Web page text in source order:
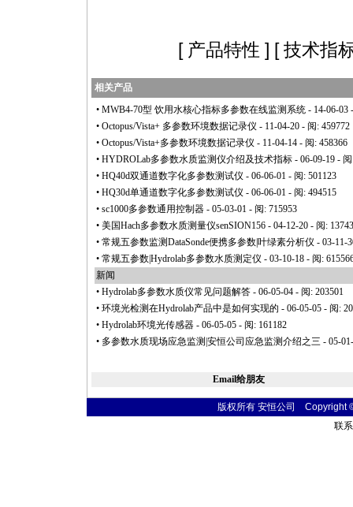
[ 产品特性 ] [技术指
相关产品
• MWB4-70型 饮用水核心指标多参数在线监测系统 - 14-06-03
• Octopus/Vista+ 多参数环境数据记录仪 - 11-04-20 - 阅: 459772
• Octopus/Vista+多参数环境数据记录仪 - 11-04-14 - 阅: 458366
• HYDROLab多参数水质监测仪介绍及技术指标 - 06-09-19 -
• HQ40d双通道数字化多参数测试仪 - 06-06-01 - 阅: 501123
• HQ30d单通道数字化多参数测试仪 - 06-06-01 - 阅: 494515
• sc1000多参数通用控制器 - 05-03-01 - 阅: 715953
• 美国Hach多参数水质测量仪senSION156 - 04-12-20 - 阅:
• 常规五参数监测DataSonde便携多参数|叶绿素分析仪 - 03-11-
• 常规五参数|Hydrolab多参数水质测定仪 - 03-10-18 - 阅:
新闻
• Hydrolab多参数水质仪常见问题解答 - 06-05-04 - 阅: 203501
• 环境光检测在Hydrolab产品中是如何实现的 - 06-05-05 - 阅:
• Hydrolab环境光传感器 - 06-05-05 - 阅: 161182
• 多参数水质现场应急监测|安恒公司应急监测介绍之三 - 05-
Email给朋友
版权所有 安恒公司 Copyright
联